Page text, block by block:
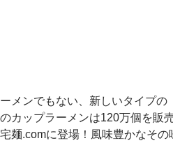
メンでもない、新しいタイプの
カップラーメンは120万個を販
麺.comに登場！風味豊かなその